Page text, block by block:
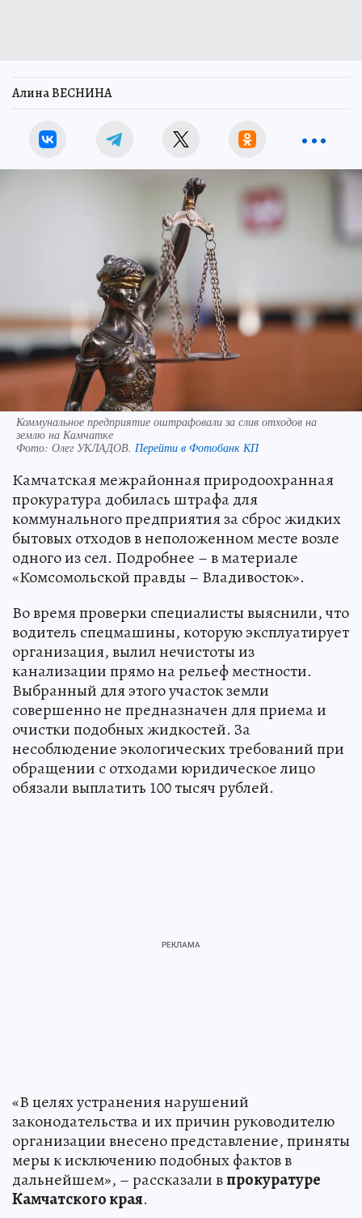
Алина ВЕСНИНА
Коммунальное предприятие оштрафовали за слив отходов на
землю на Камчатке
Фото: Олег УКЛАДОВ. Перейти в Фотобанк КП
Камчатская межрайонная природоохранная
прокуратура добилась штрафа для
коммунального предприятия за сброс жидких
бытовых отходов в неположенном месте возле
одного из сел. Подробнее – в материале
«Комсомольской правды – Владивосток».
Во время проверки специалисты выяснили, что
водитель спецмашины, которую эксплуатирует
организация, вылил нечистоты из
канализации прямо на рельеф местности.
Выбранный для этого участок земли
совершенно не предназначен для приема и
очистки подобных жидкостей. За
несоблюдение экологических требований при
обращении с отходами юридическое лицо
обязали выплатить 100 тысяч рублей.
«В целях устранения нарушений
законодательства и их причин руководителю
организации внесено представление, приняты
меры к исключению подобных фактов в
дальнейшем», – рассказали впрокуратуре
Камчатского края.